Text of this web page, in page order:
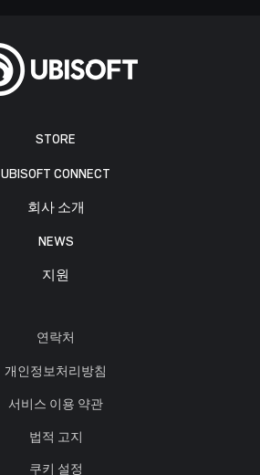
STORE
UBISOFT CONNECT
회사 소개
NEWS
지원
연락처
개인정보처리방침
서비스 이용 약관
법적 고지
쿠키 설정